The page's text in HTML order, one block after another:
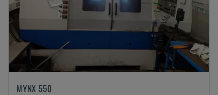
MYNX 550